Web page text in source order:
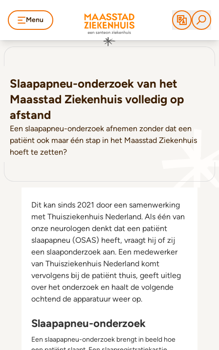
Menu
Slaapapneu-onderzoek van het
Maasstad Ziekenhuis volledig op
afstand
Een slaapapneu-onderzoek afnemen zonder dat een
patiënt ook maar één stap in het Maasstad Ziekenhuis
hoeft te zetten?
Dit kan sinds 2021 door een samenwerking
met Thuisziekenhuis Nederland. Als één van
onze neurologen denkt dat een patiënt
slaapapneu (OSAS) heeft, vraagt hij of zij
een slaaponderzoek aan. Een medewerker
van Thuisziekenhuis Nederland komt
vervolgens bij de patiënt thuis, geeft uitleg
over het onderzoek en haalt de volgende
ochtend de apparatuur weer op.
Slaapapneu-onderzoek
Een slaapapneu-onderzoek brengt in beeld hoe